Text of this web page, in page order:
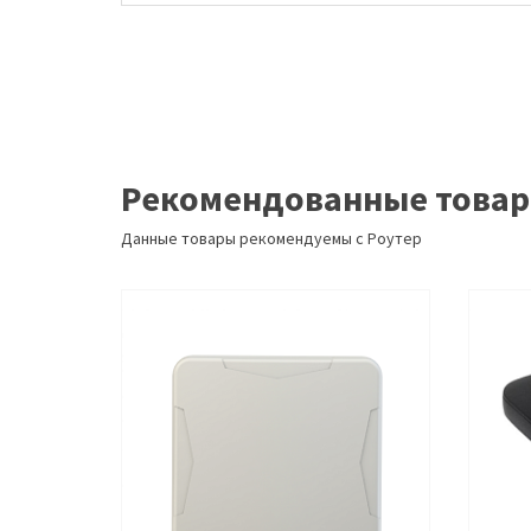
Рекомендованные
Данные товары рекомендуемы с Роутер